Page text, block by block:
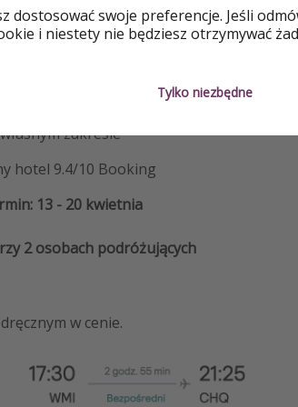
- Warszawa - 271 zł/os
na cały okres pobytu - 93 zł/os
zakresie
hotel 9.4/10 Booking
13 - 20 kwietnia
2 osobach podróżujących
w cenie.
dostosować swoje preferencje. Jeśli
i niestety nie będziesz otrzymywać
Tylko niezbędne